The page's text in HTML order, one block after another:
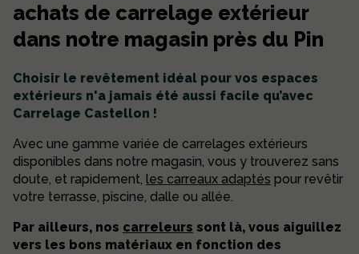
achats de carrelage extérieur
dans notre magasin près du Pin
Choisir le revêtement idéal pour vos espaces
extérieurs n'a jamais été aussi facile qu’avec
Carrelage Castellon !
Avec une gamme variée de carrelages extérieurs
disponibles dans notre magasin, vous y trouverez sans
doute, et rapidement, les carreaux adaptés pour revêtir
votre terrasse, piscine, dalle ou allée.
Par ailleurs, nos carreleurs sont là, vous aiguillez
vers les bons matériaux en fonction des